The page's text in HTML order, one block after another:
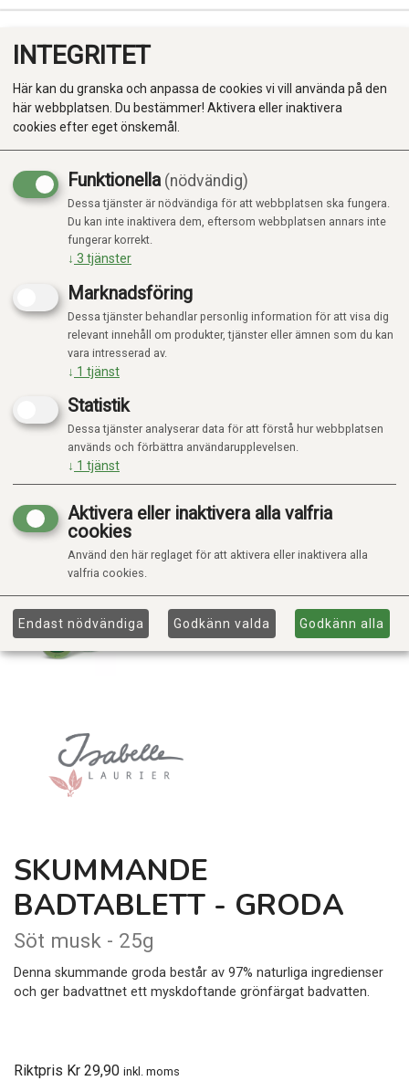
Produkter
Kategorier
Kampanj
SKUMMANDE
BADTABLETT - GRODA
Söt musk - 25g
Denna skummande groda består av 97% naturliga ingredienser
och ger badvattnet ett myskdoftande grönfärgat badvatten.
Riktpris Kr 29,90 inkl. moms
INTEGRITET
Här kan du granska och anpassa de cookies vi vill använda på den
här webbplatsen. Du bestämmer! Aktivera eller inaktivera
cookies efter eget önskemål.
Funktionella (nödvändig)
Dessa tjänster är nödvändiga för att webbplatsen ska fungera.
Du kan inte inaktivera dem, eftersom webbplatsen annars inte
fungerar korrekt.
↓ 3 tjänster
Marknadsföring
Dessa tjänster behandlar personlig information för att visa dig
relevant innehåll om produkter, tjänster eller ämnen som du kan
vara intresserad av.
↓ 1 tjänst
Statistik
Dessa tjänster analyserar data för att förstå hur webbplatsen
används och förbättra användarupplevelsen.
↓ 1 tjänst
Aktivera eller inaktivera alla valfria
cookies
Använd den här reglaget för att aktivera eller inaktivera alla
valfria cookies.
Endast nödvändiga Godkänn valda Godkänn alla